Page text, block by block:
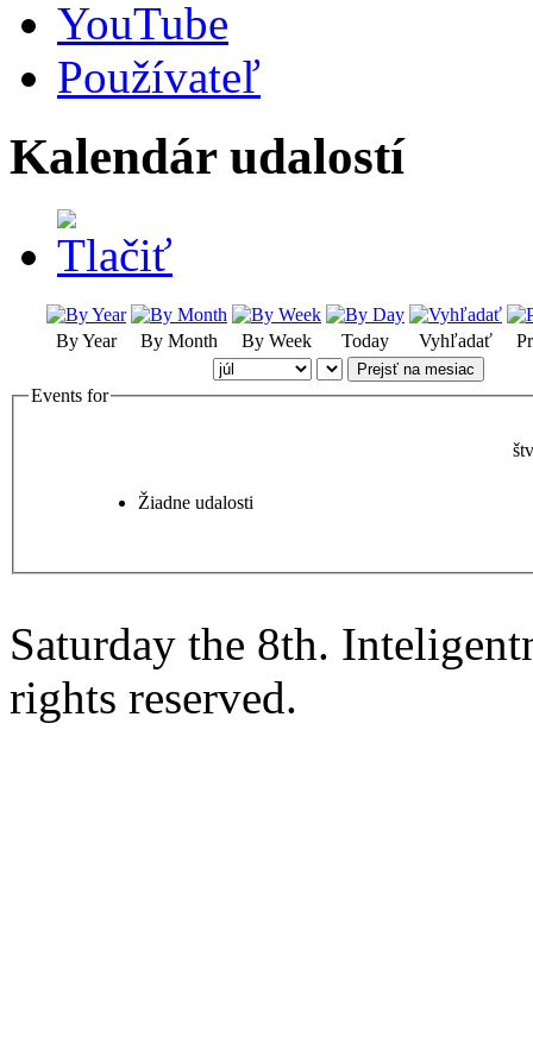
YouTube
Používateľ
Kalendár udalostí
By Year By Month By Week Today Vyhľadať
Prejsť na mesiac
Events for
Žiadne udalosti
Saturday the 8th.
rights reserved.